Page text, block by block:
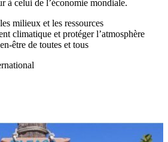
à celui de l’économie mondiale.
milieux et les ressources
climatique et protéger l’atmosphère
être de toutes et tous